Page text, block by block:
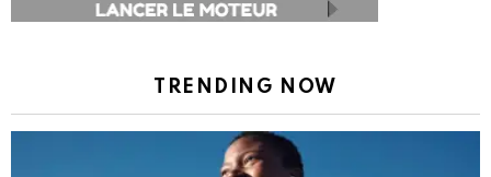
TRENDING NOW